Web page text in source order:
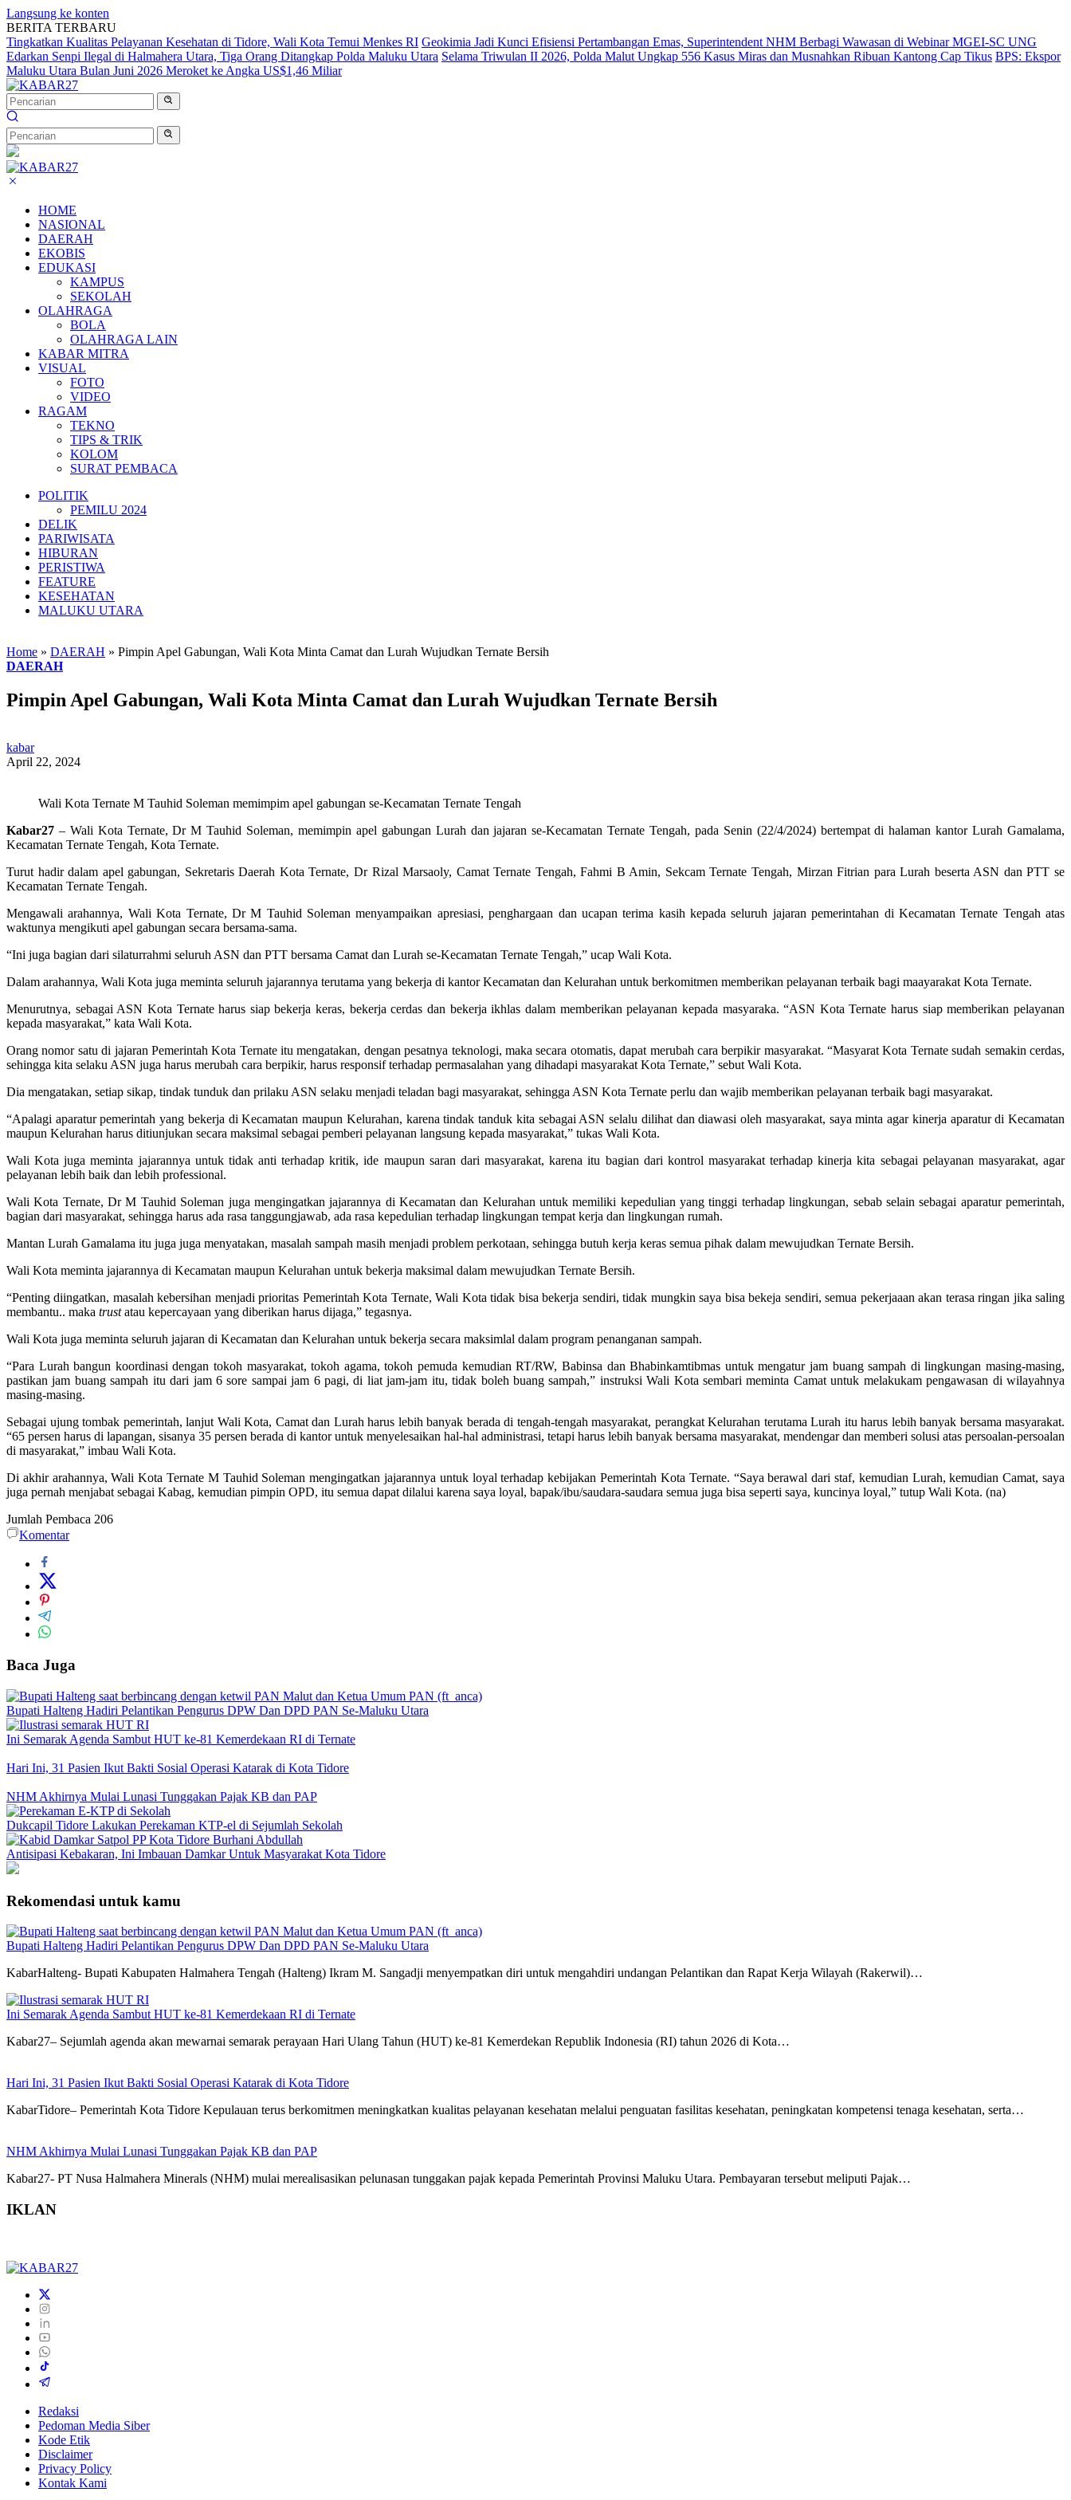
Langsung ke konten
BERITA TERBARU
Tingkatkan Kualitas Pelayanan Kesehatan di Tidore, Wali Kota Temui Menkes RI Geokimia Jadi Kunci Efisiensi Pertambangan Emas, Superintendent NHM Berbagi Wawasan di Webinar MGEI-SC UNG
Edarkan Senpi Ilegal di Halmahera Utara, Tiga Orang Ditangkap Polda Maluku Utara Selama Triwulan II 2026, Polda Malut Ungkap 556 Kasus Miras dan Musnahkan Ribuan Kantong Cap Tikus BPS: Ekspor
Maluku Utara Bulan Juni 2026 Meroket ke Angka US$1,46 Miliar
HOME
NASIONAL
DAERAH
EKOBIS
EDUKASI
KAMPUS
SEKOLAH
OLAHRAGA
BOLA
OLAHRAGA LAIN
KABAR MITRA
VISUAL
FOTO
VIDEO
RAGAM
TEKNO
TIPS & TRIK
KOLOM
SURAT PEMBACA
POLITIK
PEMILU 2024
DELIK
PARIWISATA
HIBURAN
PERISTIWA
FEATURE
KESEHATAN
MALUKU UTARA
Home » DAERAH » Pimpin Apel Gabungan, Wali Kota Minta Camat dan Lurah Wujudkan Ternate Bersih
DAERAH
Pimpin Apel Gabungan, Wali Kota Minta Camat dan Lurah Wujudkan Ternate Bersih
kabar
April 22, 2024
Wali Kota Ternate M Tauhid Soleman memimpim apel gabungan se-Kecamatan Ternate Tengah
Kabar27 – Wali Kota Ternate, Dr M Tauhid Soleman, memimpin apel gabungan Lurah dan jajaran se-Kecamatan Ternate Tengah, pada Senin (22/4/2024) bertempat di halaman kantor Lurah Gamalama,
Kecamatan Ternate Tengah, Kota Ternate.
Turut hadir dalam apel gabungan, Sekretaris Daerah Kota Ternate, Dr Rizal Marsaoly, Camat Ternate Tengah, Fahmi B Amin, Sekcam Ternate Tengah, Mirzan Fitrian para Lurah beserta ASN dan PTT se
Kecamatan Ternate Tengah.
Mengawali arahannya, Wali Kota Ternate, Dr M Tauhid Soleman menyampaikan apresiasi, penghargaan dan ucapan terima kasih kepada seluruh jajaran pemerintahan di Kecamatan Ternate Tengah atas
waktunya mengikuti apel gabungan secara bersama-sama.
“Ini juga bagian dari silaturrahmi seluruh ASN dan PTT bersama Camat dan Lurah se-Kecamatan Ternate Tengah,” ucap Wali Kota.
Dalam arahannya, Wali Kota juga meminta seluruh jajarannya terutama yang bekerja di kantor Kecamatan dan Kelurahan untuk berkomitmen memberikan pelayanan terbaik bagi maayarakat Kota Ternate.
Menurutnya, sebagai ASN Kota Ternate harus siap bekerja keras, bekerja cerdas dan bekerja ikhlas dalam memberikan pelayanan kepada masyaraka. “ASN Kota Ternate harus siap memberikan pelayanan
kepada masyarakat,” kata Wali Kota.
Orang nomor satu di jajaran Pemerintah Kota Ternate itu mengatakan, dengan pesatnya teknologi, maka secara otomatis, dapat merubah cara berpikir masyarakat. “Masyarat Kota Ternate sudah semakin cerdas,
sehingga kita selaku ASN juga harus merubah cara berpikir, harus responsif terhadap permasalahan yang dihadapi masyarakat Kota Ternate,” sebut Wali Kota.
Dia mengatakan, setiap sikap, tindak tunduk dan prilaku ASN selaku menjadi teladan bagi masyarakat, sehingga ASN Kota Ternate perlu dan wajib memberikan pelayanan terbaik bagi masyarakat.
“Apalagi aparatur pemerintah yang bekerja di Kecamatan maupun Kelurahan, karena tindak tanduk kita sebagai ASN selalu dilihat dan diawasi oleh masyarakat, saya minta agar kinerja aparatur di Kecamatan
maupun Kelurahan harus ditiunjukan secara maksimal sebagai pemberi pelayanan langsung kepada masyarakat,” tukas Wali Kota.
Wali Kota juga meminta jajarannya untuk tidak anti terhadap kritik, ide maupun saran dari masyarakat, karena itu bagian dari kontrol masyarakat terhadap kinerja kita sebagai pelayanan masyarakat, agar
pelayanan lebih baik dan lebih professional.
Wali Kota Ternate, Dr M Tauhid Soleman juga mengingatkan jajarannya di Kecamatan dan Kelurahan untuk memiliki kepedulian yang tinggi terhadap lingkungan, sebab selain sebagai aparatur pemerintah,
bagian dari masyarakat, sehingga harus ada rasa tanggungjawab, ada rasa kepedulian terhadap lingkungan tempat kerja dan lingkungan rumah.
Mantan Lurah Gamalama itu juga juga menyatakan, masalah sampah masih menjadi problem perkotaan, sehingga butuh kerja keras semua pihak dalam mewujudkan Ternate Bersih.
Wali Kota meminta jajarannya di Kecamatan maupun Kelurahan untuk bekerja maksimal dalam mewujudkan Ternate Bersih.
“Penting diingatkan, masalah kebersihan menjadi prioritas Pemerintah Kota Ternate, Wali Kota tidak bisa bekerja sendiri, tidak mungkin saya bisa bekeja sendiri, semua pekerjaaan akan terasa ringan jika saling
membantu.. maka trustatau kepercayaan yang diberikan harus dijaga,” tegasnya.
Wali Kota juga meminta seluruh jajaran di Kecamatan dan Kelurahan untuk bekerja secara maksimlal dalam program penanganan sampah.
“Para Lurah bangun koordinasi dengan tokoh masyarakat, tokoh agama, tokoh pemuda kemudian RT/RW, Babinsa dan Bhabinkamtibmas untuk mengatur jam buang sampah di lingkungan masing-masing,
pastikan jam buang sampah itu dari jam 6 sore sampai jam 6 pagi, di liat jam-jam itu, tidak boleh buang sampah,” instruksi Wali Kota sembari meminta Camat untuk melakukam pengawasan di wilayahnya
masing-masing.
Sebagai ujung tombak pemerintah, lanjut Wali Kota, Camat dan Lurah harus lebih banyak berada di tengah-tengah masyarakat, perangkat Kelurahan terutama Lurah itu harus lebih banyak bersama masyarakat.
“65 persen harus di lapangan, sisanya 35 persen berada di kantor untuk menyelesaikan hal-hal administrasi, tetapi harus lebih banyak bersama masyarakat, mendengar dan memberi solusi atas persoalan-persoalan
di masyarakat,” imbau Wali Kota.
Di akhir arahannya, Wali Kota Ternate M Tauhid Soleman mengingatkan jajarannya untuk loyal terhadap kebijakan Pemerintah Kota Ternate. “Saya berawal dari staf, kemudian Lurah, kemudian Camat, saya
juga pernah menjabat sebagai Kabag, kemudian pimpin OPD, itu semua dapat dilalui karena saya loyal, bapak/ibu/saudara-saudara semua juga bisa seperti saya, kuncinya loyal,” tutup Wali Kota. (na)
Jumlah Pembaca 206
Komentar
Baca Juga
Bupati Halteng Hadiri Pelantikan Pengurus DPW Dan DPD PAN Se-Maluku Utara
Ini Semarak Agenda Sambut HUT ke-81 Kemerdekaan RI di Ternate
Hari Ini, 31 Pasien Ikut Bakti Sosial Operasi Katarak di Kota Tidore
NHM Akhirnya Mulai Lunasi Tunggakan Pajak KB dan PAP
Dukcapil Tidore Lakukan Perekaman KTP-el di Sejumlah Sekolah
Antisipasi Kebakaran, Ini Imbauan Damkar Untuk Masyarakat Kota Tidore
Rekomendasi untuk kamu
Bupati Halteng Hadiri Pelantikan Pengurus DPW Dan DPD PAN Se-Maluku Utara
KabarHalteng- Bupati Kabupaten Halmahera Tengah (Halteng) Ikram M. Sangadji menyempatkan diri untuk mengahdiri undangan Pelantikan dan Rapat Kerja Wilayah (Rakerwil)…
Ini Semarak Agenda Sambut HUT ke-81 Kemerdekaan RI di Ternate
Kabar27– Sejumlah agenda akan mewarnai semarak perayaan Hari Ulang Tahun (HUT) ke-81 Kemerdekan Republik Indonesia (RI) tahun 2026 di Kota…
Hari Ini, 31 Pasien Ikut Bakti Sosial Operasi Katarak di Kota Tidore
KabarTidore– Pemerintah Kota Tidore Kepulauan terus berkomitmen meningkatkan kualitas pelayanan kesehatan melalui penguatan fasilitas kesehatan, peningkatan kompetensi tenaga kesehatan, serta…
NHM Akhirnya Mulai Lunasi Tunggakan Pajak KB dan PAP
Kabar27- PT Nusa Halmahera Minerals (NHM) mulai merealisasikan pelunasan tunggakan pajak kepada Pemerintah Provinsi Maluku Utara. Pembayaran tersebut meliputi Pajak…
IKLAN
Redaksi
Pedoman Media Siber
Kode Etik
Disclaimer
Privacy Policy
Kontak Kami